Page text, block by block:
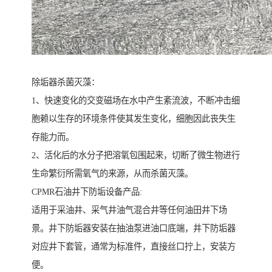
除垢器杀菌灭藻：
1、快速变化的交变磁场在水中产生紊流波，不断冲击细
胞赖以生存的环境条件使其发生变化，细胞因此丧失生
存能力而。
2、活化后的水分子把溶氧包围起来，切断了微生物进行
生命繁衍所需氧气的来源，从而杀菌灭藻。
CPMR石油井下防垢设备产品:
适用于采油井、采气井油气混合井等任何油田井下场
景。井下防垢器安装在抽油泵进油口底端，井下防垢器
对应井下套管，通常为标准件，直接丝口拧上，安装方
便。